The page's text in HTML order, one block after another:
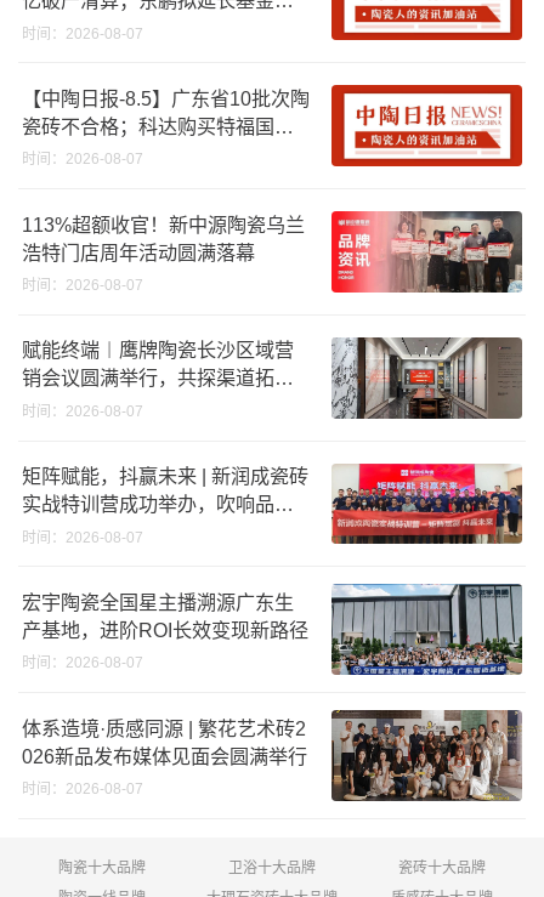
资期限；工信部开展建陶行业能
时间：2026-08-07
【中陶日报-8.5】广东省10批次陶
瓷砖不合格；科达购买特福国际
股份申请未通过；蒙娜丽莎5千万
破18亿元
时间：2026-08-07
113%超额收官！新中源陶瓷乌兰
浩特门店周年活动圆满落幕
时间：2026-08-07
赋能终端︱鹰牌陶瓷长沙区域营
销会议圆满举行，共探渠道拓展
与门店升级新路径
时间：2026-08-07
矩阵赋能，抖赢未来 | 新润成瓷砖
实战特训营成功举办，吹响品牌
秋季营销冲锋号！
时间：2026-08-07
宏宇陶瓷全国星主播溯源广东生
产基地，进阶ROI长效变现新路径
时间：2026-08-07
体系造境·质感同源 | 繁花艺术砖2
026新品发布媒体见面会圆满举行
时间：2026-08-07
陶瓷十大品牌 卫浴十大品牌
瓷砖十大品牌